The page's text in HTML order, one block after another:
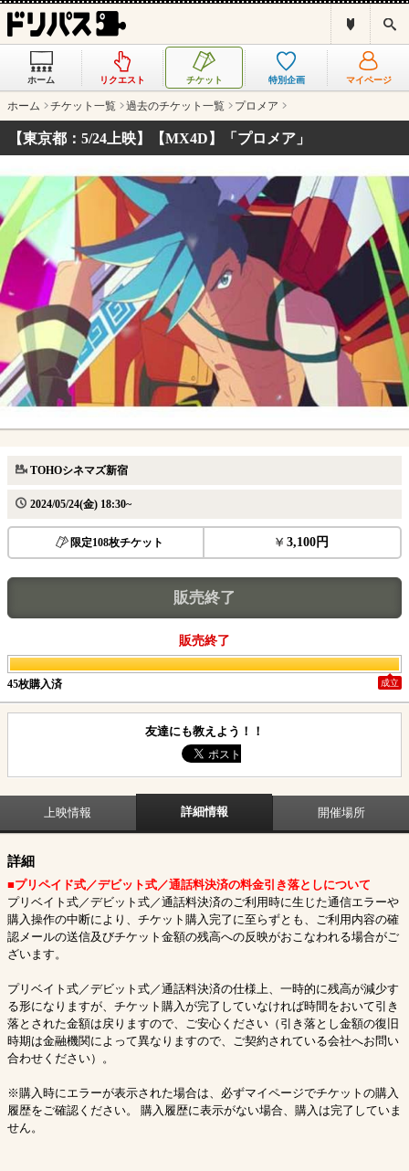
ス
ホーム リクエスト チケット 特別企画 マイページ
ホーム チケット一覧 過去のチケット一覧 プロメア
【東京都：5/24上映】【MX4D】「プロメア」
TOHOシネマズ新宿
2024/05/24(金) 18:30~
限定108枚チケット 3,100円
販売終了
販売終了
45枚購入済 成立
友達にも教えよう！！
上映情報 詳細情報 開催場所
詳細
■プリペイド式／デビット式／通話料決済の料金引き落としについて
プリベイト式／デビット式／通話料決済のご利用時に生じた通信エラーや
購入操作の中断により、チケット購入完了に至らずとも、ご利用内容の確
認メールの送信及びチケット金額の残高への反映がおこなわれる場合がご
ざいます。
プリベイト式／デビット式／通話料決済の仕様上、一時的に残高が減少す
る形になりますが、チケット購入が完了していなければ時間をおいて引き
落とされた金額は戻りますので、ご安心ください（引き落とし金額の復旧
時期は金融機関によって異なりますので、ご契約されている会社へお問い
合わせください）。
※購入時にエラーが表示された場合は、必ずマイページでチケットの購入
履歴をご確認ください。 購入履歴に表示がない場合、購入は完了していま
せん。